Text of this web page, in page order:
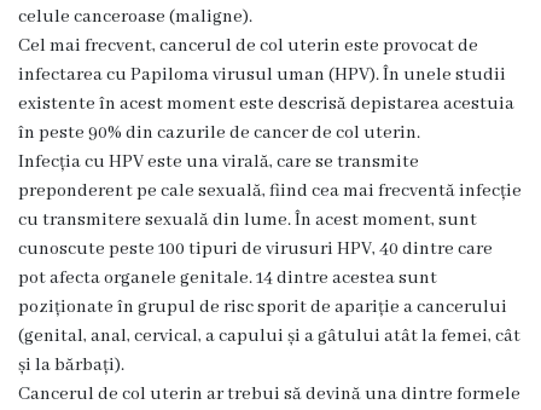
g
a
n
i
g
r
a
m
a
celule canceroase (maligne).
Cel mai frecvent, cancerul de col uterin este provocat de
infectarea cu Papiloma virusul uman (HPV). În unele studii
existente în acest moment este descrisă depistarea acestuia
în peste 90% din cazurile de cancer de col uterin.
Infecția cu HPV este una virală, care se transmite
preponderent pe cale sexuală, fiind cea mai frecventă infecție
cu transmitere sexuală din lume. În acest moment, sunt
cunoscute peste 100 tipuri de virusuri HPV, 40 dintre care
pot afecta organele genitale. 14 dintre acestea sunt
poziționate în grupul de risc sporit de apariție a cancerului
(genital, anal, cervical, a capului și a gâtului atât la femei, cât
și la bărbați).
Cancerul de col uterin ar trebui să devină una dintre formele